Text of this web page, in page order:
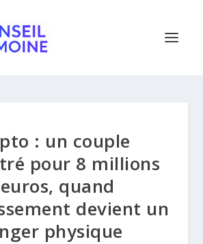
: un couple
pour 8 millions
quand
devient un
physique